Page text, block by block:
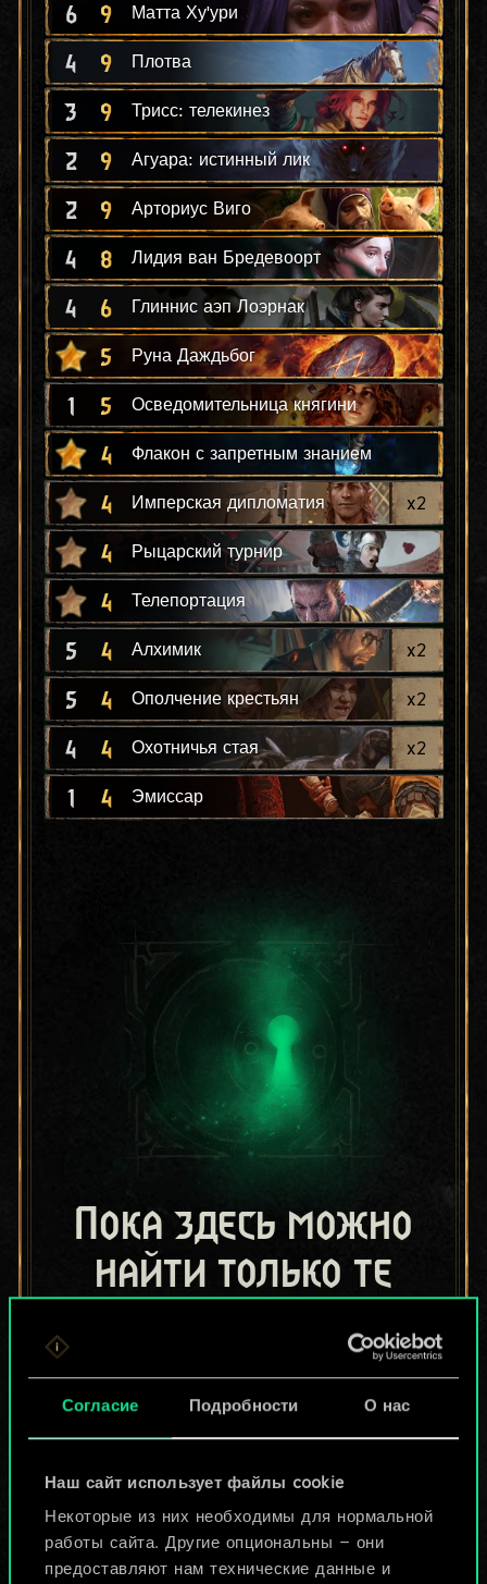
Согласие Подробности О нас
Наш сайт использует файлы cookie
Некоторые из них необходимы для нормальной
работы сайта. Другие опциональны — они
предоставляют нам технические данные и
6 9 Матта Ху'ури
4 9 Плотва
3 9 Трисс: телекинез
2 9 Агуара: истинный лик
2 9 Арториус Виго
4 8 Лидия ван Бредевоорт
4 6 Глиннис аэп Лоэрнак
5 Руна Даждьбог
1 5 Осведомительница княгини
4 Флакон с запретным знанием
4 Имперская дипломатия x2
4 Рыцарский турнир
4 Телепортация
5 4 Алхимик x2
5 4 Ополчение крестьян x2
4 4 Охотничья стая x2
1 4 Эмиссар
Пока здесь можно
найти только те
поделились другие
игроки.
больше!